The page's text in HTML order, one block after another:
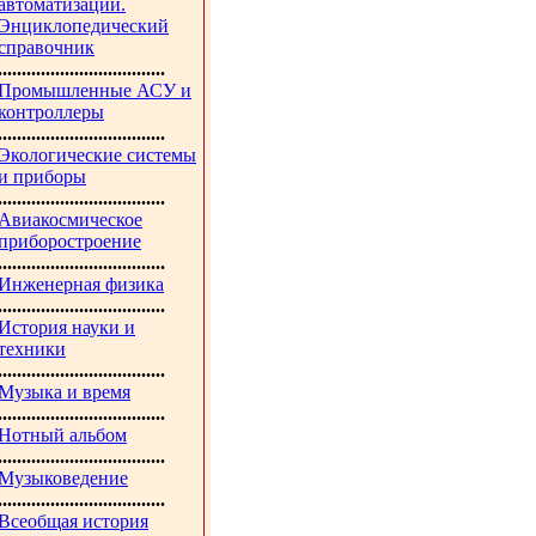
АСУ и
системы
приборы
Авиакосмическое
физика
науки и
и время
альбом
история